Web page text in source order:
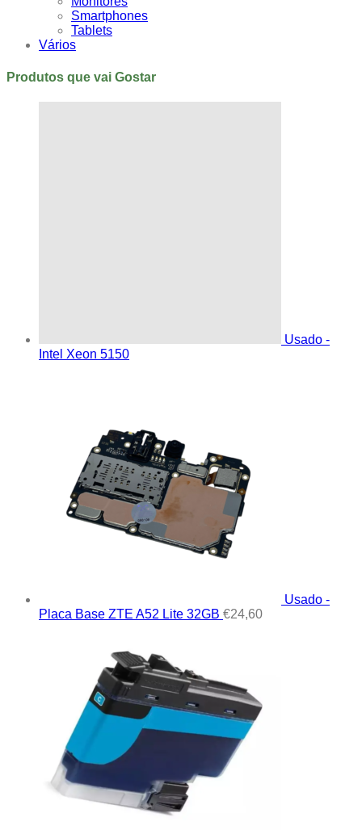
Smartphones
Tablets
Vários
Produtos que vai Gostar
Usado -
Intel Xeon 5150
Usado -
Placa Base ZTE A52 Lite 32GB €24,60